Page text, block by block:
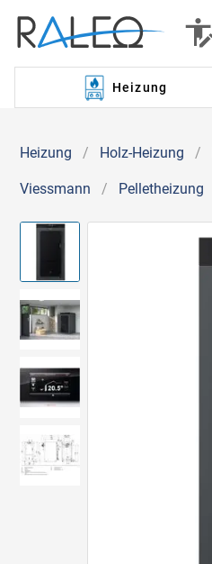
Heizung
Heizung / Holz-Heizung /
Viessmann / Pelletheizung